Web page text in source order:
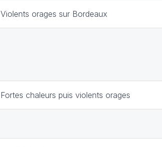
Violents orages sur Bordeaux
Fortes chaleurs puis violents orages